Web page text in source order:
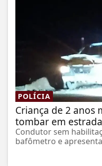
POLÍCIA
Criança de 2 anos
tombar em
Condutor sem
bafômetro e